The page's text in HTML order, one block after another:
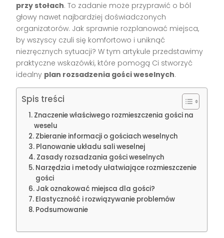
przy stołach. To zadanie może przyprawić o ból
głowy nawet najbardziej doświadczonych
organizatorów. Jak sprawnie rozplanować miejsca,
by wszyscy czuli się komfortowo i uniknąć
niezręcznych sytuacji? W tym artykule przedstawimy
praktyczne wskazówki, które pomogą Ci stworzyć
idealny plan rozsadzenia gości weselnych.
Spis treści
Znaczenie właściwego rozmieszczenia gości na
weselu
Zbieranie informacji o gościach weselnych
Planowanie układu sali weselnej
Zasady rozsadzania gości weselnych
Narzędzia i metody ułatwiające rozmieszczenie
gości
Jak oznakować miejsca dla gości?
Elastyczność i rozwiązywanie problemów
Podsumowanie